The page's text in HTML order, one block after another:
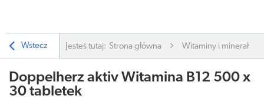
Wstecz Jesteś tutaj: Strona główna Witaminy i minerały
Doppelherz aktiv Witamina B12 500 x
30 tabletek